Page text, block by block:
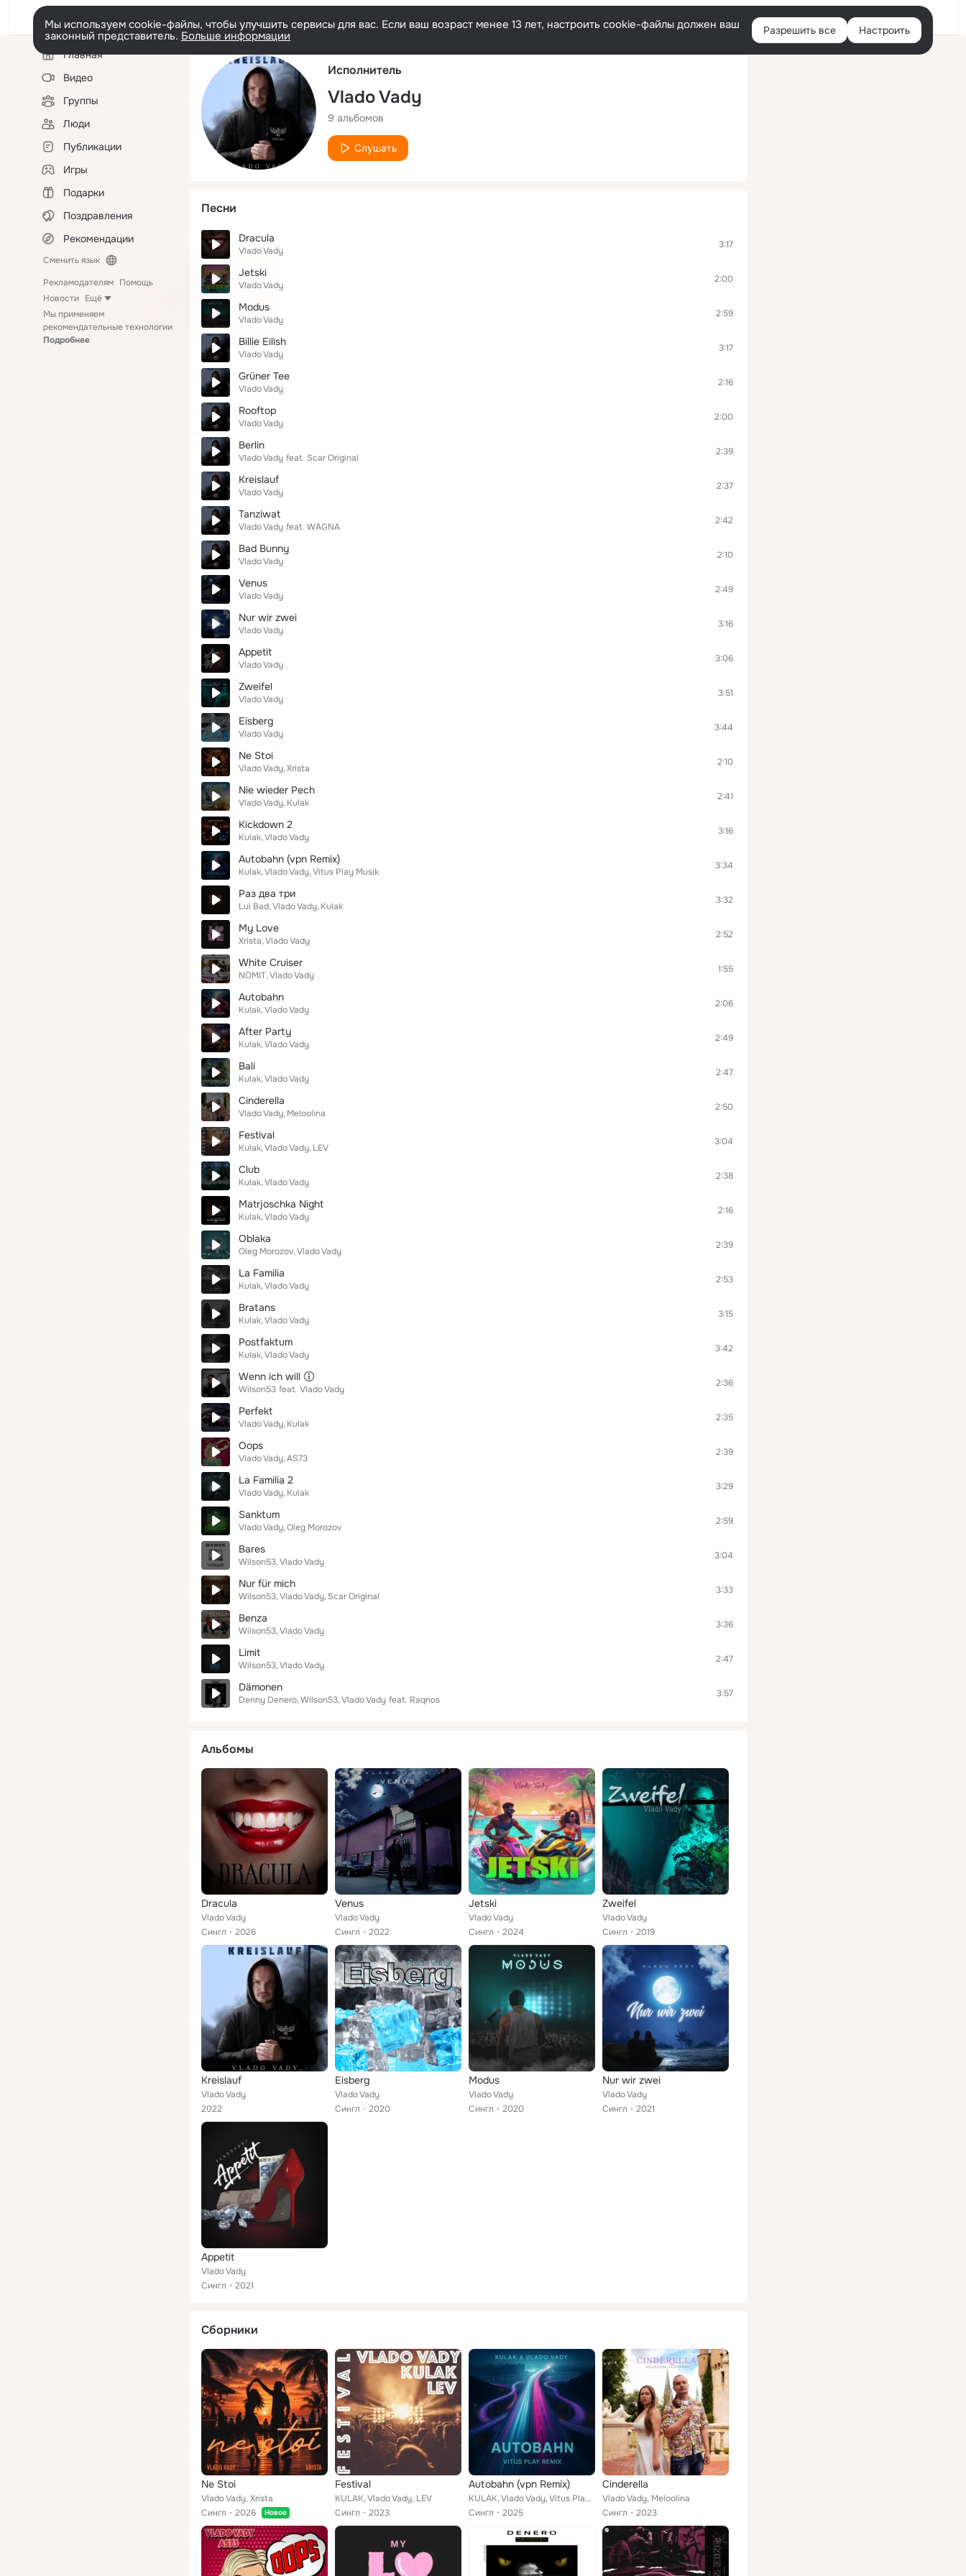
Русский Войти
Мы используем cookie-файлы, чтобы улучшить сервисы для вас. Если ваш возраст менее 13 лет, настроить cookie-файлы должен ваш
законный представитель. Больше информации Разрешить все Настроить
Левая
колонкаГлавная
Видео
Группы
Люди
Публикации
Игры
Подарки
Поздравления
Рекомендации
Сменить язык
Рекламодателям Помощь
Новости Ещё
Мы применяем
рекомендательные технологии
Подробнее
Исполнитель
Vlado Vady
9 альбомов
Слушать
Песни
Dracula
Vlado Vady
3:17
Jetski
Vlado Vady
2:00
Modus
Vlado Vady
2:59
Billie Eilish
Vlado Vady
3:17
Grüner Tee
Vlado Vady
2:16
Rooftop
Vlado Vady
2:00
Berlin
Vlado Vady feat. Scar Original
2:39
Kreislauf
Vlado Vady
2:37
Tanziwat
Vlado Vady feat. WAGNA
2:42
Bad Bunny
Vlado Vady
2:10
Venus
Vlado Vady
2:49
Nur wir zwei
Vlado Vady
3:16
Appetit
Vlado Vady
3:06
Zweifel
Vlado Vady
3:51
Eisberg
Vlado Vady
3:44
Ne Stoi
Vlado Vady Xrista
2:10
Nie wieder Pech
Vlado Vady Kulak
2:41
Kickdown 2
Kulak Vlado Vady
3:16
Autobahn (vpn Remix)
Kulak Vlado Vady Vitus Play Musik
3:34
Раз два три
Lui Bad Vlado Vady Kulak
3:32
My Love
Xrista Vlado Vady
2:52
White Cruiser
NOMIT Vlado Vady
1:55
Autobahn
Kulak Vlado Vady
2:06
After Party
Kulak Vlado Vady
2:49
Bali
Kulak Vlado Vady
2:47
Cinderella
Vlado Vady Meloolina
2:50
Festival
Kulak Vlado Vady LEV
3:04
Club
Kulak Vlado Vady
2:38
Matrjoschka Night
Kulak Vlado Vady
2:16
Oblaka
Oleg Morozov Vlado Vady
2:39
La Familia
Kulak Vlado Vady
2:53
Bratans
Kulak Vlado Vady
3:15
Postfaktum
Kulak Vlado Vady
3:42
Wenn ich will
Wilson53 feat. Vlado Vady
2:36
Perfekt
Vlado Vady Kulak
2:35
Oops
Vlado Vady AS73
2:39
La Familia 2
Vlado Vady Kulak
3:29
Sanktum
Vlado Vady Oleg Morozov
2:59
Bares
Wilson53 Vlado Vady
3:04
Nur für mich
Wilson53 Vlado Vady Scar Original
3:33
Benza
Wilson53 Vlado Vady
3:36
Limit
Wilson53 Vlado Vady
2:47
Dämonen
Denny Denero Wilson53 Vlado Vady feat. Raqnos
3:57
Альбомы
Dracula
Vlado Vady
Сингл
2026
Venus
Vlado Vady
Сингл
2022
Jetski
Vlado Vady
Сингл
2024
Zweifel
Vlado Vady
Сингл
2019
Kreislauf
Vlado Vady
2022
Eisberg
Vlado Vady
Сингл
2020
Modus
Vlado Vady
Сингл
2020
Nur wir zwei
Vlado Vady
Сингл
2021
Appetit
Vlado Vady
Сингл
2021
Сборники
Ne Stoi
Vlado Vady, Xrista
Сингл
2026 Новое
Festival
KULAK, Vlado Vady, LEV
Сингл
2023
Autobahn (vpn Remix)
KULAK, Vlado Vady, Vitus Play Musik
Сингл
2025
Cinderella
Vlado Vady, Meloolina
Сингл
2023